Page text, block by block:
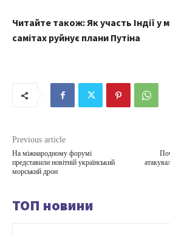
Читайте також: Як участь Індії у
самітах руйнує плани Путіна
Previous article
На міжнародному форумі
представили новітній український
морський дрон
ТОП новини